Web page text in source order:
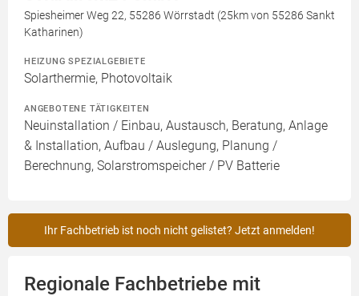
Spiesheimer Weg 22, 55286 Wörrstadt (25km von 55286 Sankt
Katharinen)
HEIZUNG SPEZIALGEBIETE
Solarthermie, Photovoltaik
ANGEBOTENE TÄTIGKEITEN
Neuinstallation / Einbau, Austausch, Beratung, Anlage
& Installation, Aufbau / Auslegung, Planung /
Berechnung, Solarstromspeicher / PV Batterie
Ihr Fachbetrieb ist noch nicht gelistet? Jetzt anmelden!
Regionale Fachbetriebe mit